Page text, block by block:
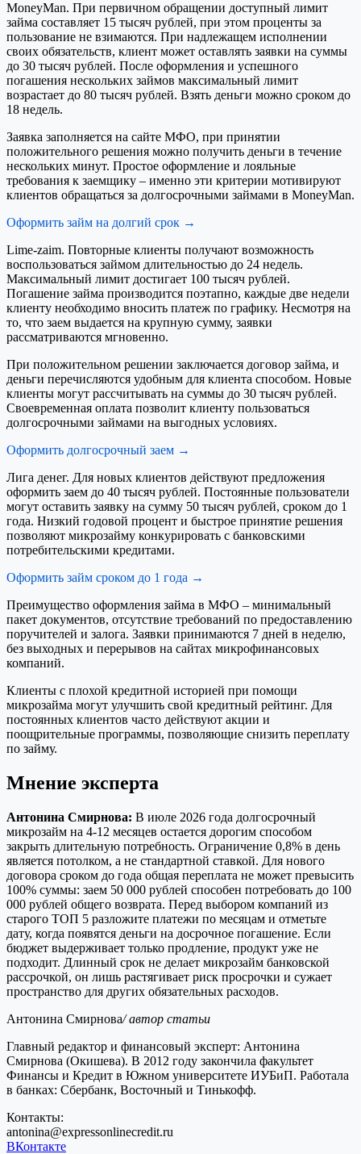
MoneyMan. При первичном обращении доступный лимит
займа составляет 15 тысяч рублей, при этом проценты за
пользование не взимаются. При надлежащем исполнении
своих обязательств, клиент может оставлять заявки на суммы
до 30 тысяч рублей. После оформления и успешного
погашения нескольких займов максимальный лимит
возрастает до 80 тысяч рублей. Взять деньги можно сроком до
18 недель.
Заявка заполняется на сайте МФО, при принятии
положительного решения можно получить деньги в течение
нескольких минут. Простое оформление и лояльные
требования к заемщику – именно эти критерии мотивируют
клиентов обращаться за долгосрочными займами в MoneyMan.
Оформить займ на долгий срок →
Lime-zaim. Повторные клиенты получают возможность
воспользоваться займом длительностью до 24 недель.
Максимальный лимит достигает 100 тысяч рублей.
Погашение займа производится поэтапно, каждые две недели
клиенту необходимо вносить платеж по графику. Несмотря на
то, что заем выдается на крупную сумму, заявки
рассматриваются мгновенно.
При положительном решении заключается договор займа, и
деньги перечисляются удобным для клиента способом. Новые
клиенты могут рассчитывать на суммы до 30 тысяч рублей.
Своевременная оплата позволит клиенту пользоваться
долгосрочными займами на выгодных условиях.
Оформить долгосрочный заем →
Лига денег. Для новых клиентов действуют предложения
оформить заем до 40 тысяч рублей. Постоянные пользователи
могут оставить заявку на сумму 50 тысяч рублей, сроком до 1
года. Низкий годовой процент и быстрое принятие решения
позволяют микрозайму конкурировать с банковскими
потребительскими кредитами.
Оформить займ сроком до 1 года →
Преимущество оформления займа в МФО – минимальный
пакет документов, отсутствие требований по предоставлению
поручителей и залога. Заявки принимаются 7 дней в неделю,
без выходных и перерывов на сайтах микрофинансовых
компаний.
Клиенты с плохой кредитной историей при помощи
микрозайма могут улучшить свой кредитный рейтинг. Для
постоянных клиентов часто действуют акции и
поощрительные программы, позволяющие снизить переплату
по займу.
Мнение эксперта
Антонина Смирнова: В июле 2026 года долгосрочный
микрозайм на 4-12 месяцев остается дорогим способом
закрыть длительную потребность. Ограничение 0,8% в день
является потолком, а не стандартной ставкой. Для нового
договора сроком до года общая переплата не может превысить
100% суммы: заем 50 000 рублей способен потребовать до 100
000 рублей общего возврата. Перед выбором компаний из
старого ТОП 5 разложите платежи по месяцам и отметьте
дату, когда появятся деньги на досрочное погашение. Если
бюджет выдерживает только продление, продукт уже не
подходит. Длинный срок не делает микрозайм банковской
рассрочкой, он лишь растягивает риск просрочки и сужает
пространство для других обязательных расходов.
Антонина Смирнова/ автор статьи
Главный редактор и финансовый эксперт: Антонина
Смирнова (Окишева). В 2012 году закончила факультет
Финансы и Кредит в Южном университете ИУБиП. Работала
в банках: Сбербанк, Восточный и Тинькофф.
Контакты:
antonina@expressonlinecredit.ru
ВКонтакте